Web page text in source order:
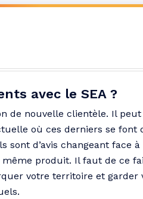
avec le SEA ?
de nouvelle clientèle. Il
où ces derniers se font
sont d’avis changeant face
produit. Il faut de ce
votre territoire et garder